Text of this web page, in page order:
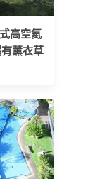
高空氦
薰衣草